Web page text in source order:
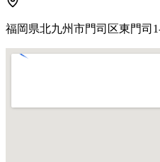
福岡県北九州市門司区東門司